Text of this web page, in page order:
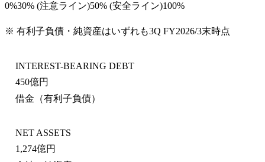
0%30% (注意ライン)50% (安全ライン)100%
※ 有利子負債・純資産はいずれも3Q FY2026/3末時点
INTEREST-BEARING DEBT
450億円
借金（有利子負債）
NET ASSETS
1,274億円